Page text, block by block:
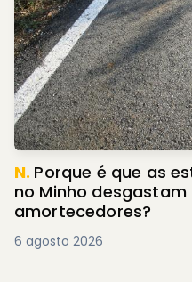
N. Porque é que as
no Minho desgastam
amortecedores?
6 agosto 2026